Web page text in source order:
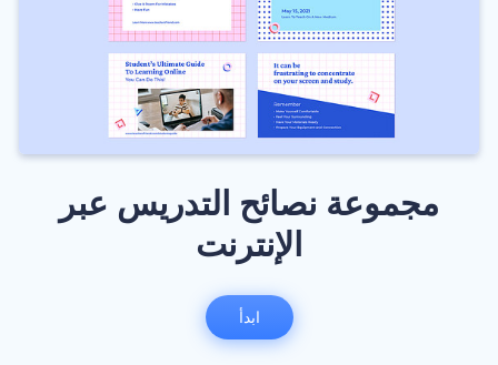
مجموعة نصائح التدريس عبر
الإنترنت
ابدأ